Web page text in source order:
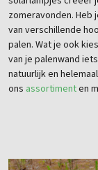
zomeravonden. Heb
van verschillende
palen. Wat je ook
van je palenwand
natuurlijk en
ons assortimenten